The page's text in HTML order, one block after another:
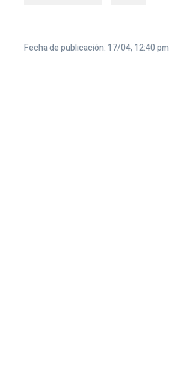
Fecha de publicación: 17/04, 12:40 pm